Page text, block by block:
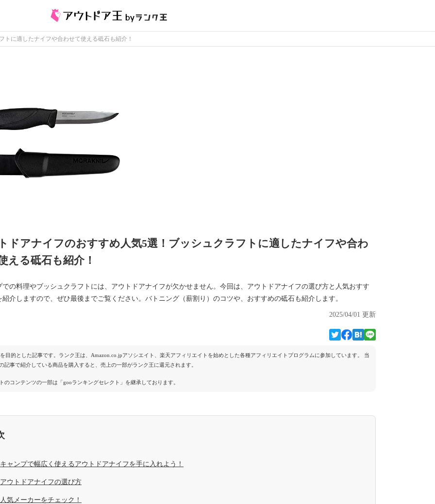
に適したナイフや合わせて使える砥石も紹介！
ドアナイフのおすすめ人気5選！ブッシュクラフトに適したナイフや合わ
える砥石も紹介！
での料理やブッシュクラフトには、アウトドアナイフが欠かせません。今回は、アウトドアナイフの選び方と人気おすす
紹介しますので、ぜひ最後までご覧ください。バトニング（薪割り）のコツや、おすすめの砥石も紹介します。
2025/04/01 更新
目的とした記事です。ランク王は、Amazon.co.jpアソシエイト、楽天アフィリエイトを始めとした各種アフィリエイトプログラムに参加しています。 当
記事で紹介している商品を購入すると、売上の一部がランク王に還元されます。
のコンテンツの一部は「gooランキングセレクト」を継承しております。
キャンプで幅広く使えるアウトドアナイフを手に入れよう！
アウトドアナイフの選び方
人気メーカーをチェック！